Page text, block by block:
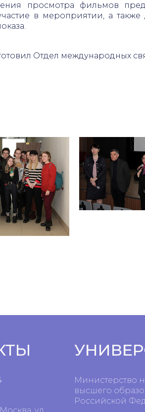
просмотра фильмов
в мероприятии, а
Отдел международных
ул.
Министерство
высшего
Российской